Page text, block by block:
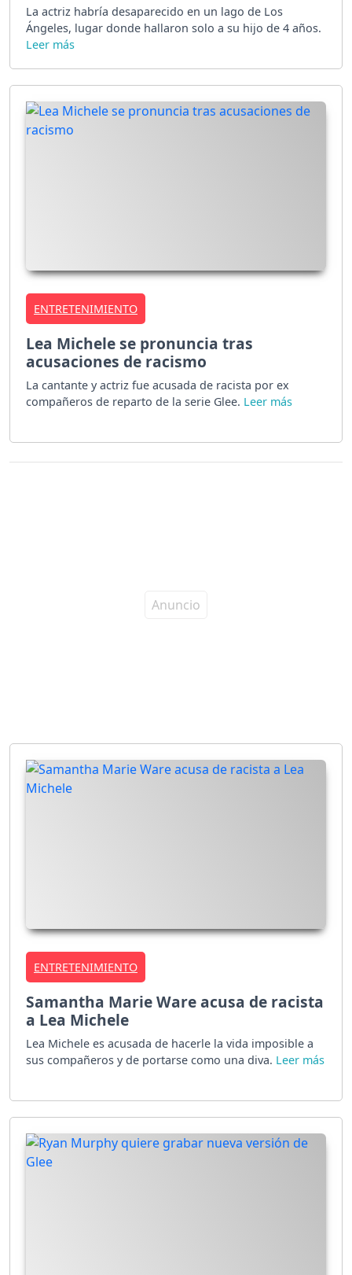
La actriz habría desaparecido en un lago de Los
Ángeles, lugar donde hallaron solo a su hijo de 4 años.
ENTRETENIMIENTO
Lea Michele se pronuncia tras
acusaciones de racismo
La cantante y actriz fue acusada de racista por ex
compañeros de reparto de la serie Glee.
ENTRETENIMIENTO
Samantha Marie Ware acusa de racista
a Lea Michele
Lea Michele es acusada de hacerle la vida imposible a
sus compañeros y de portarse como una diva.